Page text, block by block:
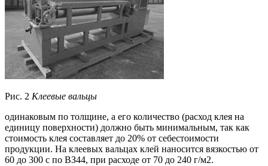
Рис. 2 Клеевые вальцы
одинаковым по толщине, а его количество (расход клея на
единицу поверхности) должно быть минимальным, так как
стоимость клея составляет до 20% от себестоимости
продукции. На клеевых вальцах клей наносится вязкостью от
60 до 300 с по ВЗ44, при расходе от 70 до 240 г/м2.